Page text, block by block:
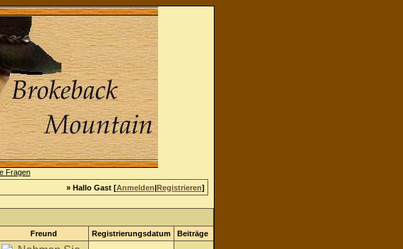
» Hallo Gast [Anmelden|Registrieren]
Freund Registrierungsdatum Beiträge